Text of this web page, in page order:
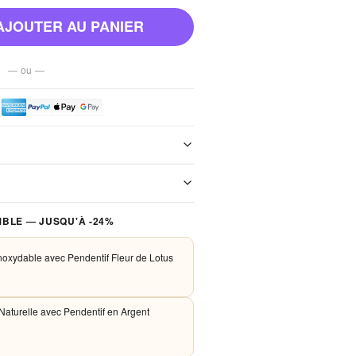
AU PANIER
— ou —
Aucun frais de port, jamais.
et Apple Pay. Aucune donnée
serveurs.
— JUSQU'À -24%
avec Pendentif Fleur de Lotus
avec Pendentif en Argent